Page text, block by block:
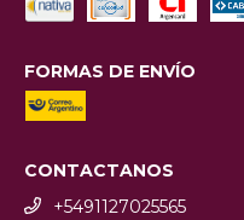
FORMAS DE ENVÍO
CONTACTANOS
+5491127025565